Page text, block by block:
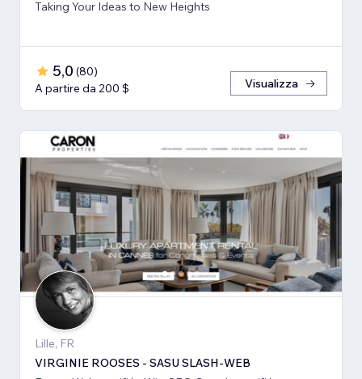
Taking Your Ideas to New Heights
5,0 (80)
A partire da 200 $
Visualizza
Lille, FR
VIRGINIE ROOSES - SASU SLASH-WEB